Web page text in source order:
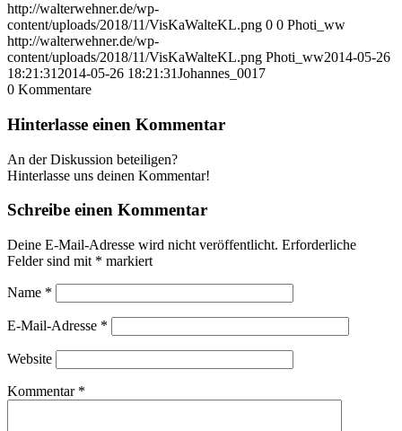
http://walterwehner.de/wp-
content/uploads/2018/11/VisKaWalteKL.png 0 0 Photi_ww
http://walterwehner.de/wp-
content/uploads/2018/11/VisKaWalteKL.png Photi_ww2014-05-26
18:21:31 2014-05-26 18:21:31Johannes_0017
0 Kommentare
Hinterlasse einen Kommentar
An der Diskussion beteiligen?
Hinterlasse uns deinen Kommentar!
Schreibe einen Kommentar
Deine E-Mail-Adresse wird nicht veröffentlicht. Erforderliche
Felder sind mit * markiert
Name *
E-Mail-Adresse *
Website
Kommentar *